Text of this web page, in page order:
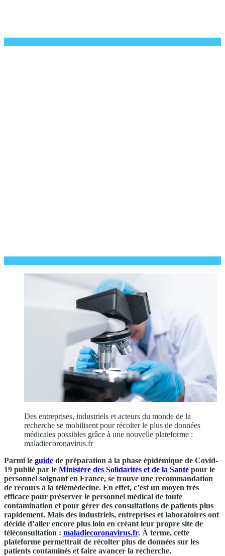
Des entreprises, industriels et acteurs du monde de la
recherche se mobilisent pour récolter le plus de données
médicales possibles grâce à une nouvelle plateforme :
maladiecoronavirus.fr
Parmi le guide de préparation à la phase épidémique de Covid-
19 publié par le Ministère des Solidarités et de la Santé pour le
personnel soignant en France, se trouve une recommandation
de recours à la télémédecine. En effet, c’est un moyen très
efficace pour préserver le personnel médical de toute
contamination et pour gérer des consultations de patients plus
rapidement. Mais des industriels, entreprises et laboratoires ont
décidé d’aller encore plus loin en créant leur propre site de
téléconsultation : maladiecoronavirus.fr. À terme, cette
plateforme permettrait de récolter plus de données sur les
patients contaminés et faire avancer la recherche.